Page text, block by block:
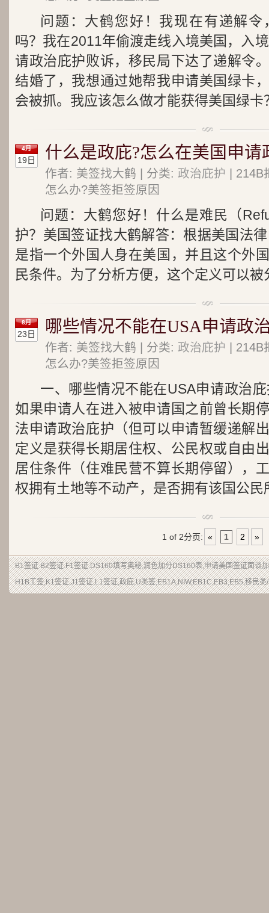
问题：大鹤您好！我现在有递解
吗？我在2011年偷渡走线入境美国，入
请政治庇护败诉，移民局下达了递解令
结婚了，我想通过她帮我申请美国绿卡
会被抓。我应该怎么做才能获得美国绿卡
4月
19日 什么是政庇?怎么在美国申请
作者: 美签找大鹤 | 分类: 政治庇护 |
怎么办?美签拒签原因
问题：大鹤您好！什么是难民（
护？美国签证找大鹤解答：根据美国法
是指一个外国人身在美国，并且这个外
民条件。为了分析方便，这个定义可以
8月
23日 哪些情况不能在USA申请政
作者: 美签找大鹤 | 分类: 政治庇护 |
怎么办?美签拒签原因
一、哪些情况不能在USA申请政治
如果申请人在进入被申请国之前曾长期
法申请政治庇护（但可以申请暂缓递解
定义是获得长期居住权、公民权或自由
居住条件（住难民营不算长期停留），
权拥有土地等不动产，是否拥有该国公民
1 of 2分页: « 1 2 »
B1签证.B2签证.F1签证.DS160填写奥秘,润色加分DS160表,申请美国签证面谈
H1B工签,K1签证,J1签证,L1签证,政庇,U类签,EB1A,NIW,EB1C,EB3,EB5,移民